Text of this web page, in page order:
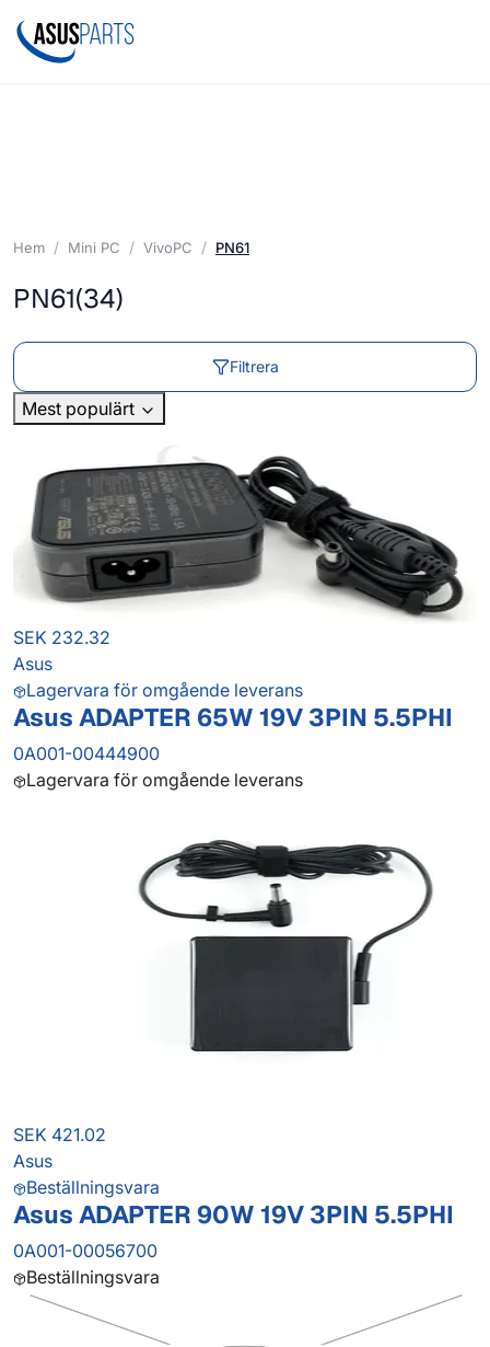
Hem Mini PC VivoPC PN61
PN61(34)
Filtrera
Mest populärt
SEK 232.32
Asus
Lagervara för omgående leverans
Asus ADAPTER 65W 19V 3PIN 5.5PHI
0A001-00444900
Lagervara för omgående leverans
SEK 421.02
Asus
Beställningsvara
Asus ADAPTER 90W 19V 3PIN 5.5PHI
0A001-00056700
Beställningsvara